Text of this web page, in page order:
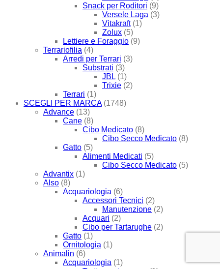
Snack per Roditori (9)
Versele Laga (3)
Vitakraft (1)
Zolux (5)
Lettiere e Foraggio (9)
Terrariofilia (4)
Arredi per Terrari (3)
Substrati (3)
JBL (1)
Trixie (2)
Terrari (1)
SCEGLI PER MARCA (1748)
Advance (13)
Cane (8)
Cibo Medicato (8)
Cibo Secco Medicato (8)
Gatto (5)
Alimenti Medicati (5)
Cibo Secco Medicato (5)
Advantix (1)
Also (8)
Acquariologia (6)
Accessori Tecnici (2)
Manutenzione (2)
Acquari (2)
Cibo per Tartarughe (2)
Gatto (1)
Ornitologia (1)
Animalin (6)
Acquariologia (1)